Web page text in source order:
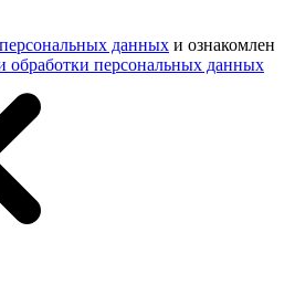
данных и ознакомлен
обработки персональных данных